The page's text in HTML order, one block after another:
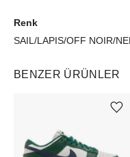
Renk
SAIL/LAPIS/OFF NOIR/
BENZER ÜRÜNLER
Ürünü istek listesine